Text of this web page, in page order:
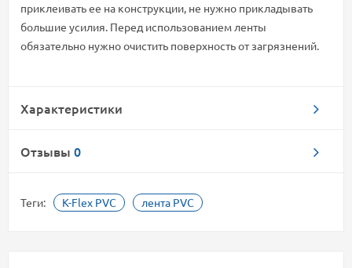
приклеивать ее на конструкции, не нужно прикладывать
большие усилия. Перед использованием ленты
обязательно нужно очистить поверхность от загрязнений.
Характеристики
Отзывы 0
Теги: K-Flex PVC лента PVC